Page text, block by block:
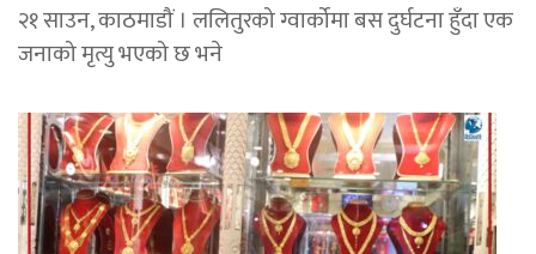
२१ साउन, काठमाडौं । ललितुरको ग्वार्कोमा बस दुर्घटना हुँदा एक
जनाको मृत्यु भएको छ भने